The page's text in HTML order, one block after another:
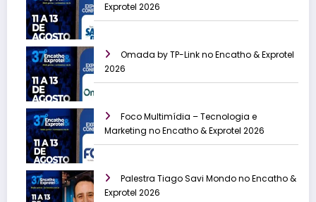
Exprotel 2026
Omada by TP-Link no Encatho & Exprotel
2026
Foco Multimídia – Tecnologia e
Marketing no Encatho & Exprotel 2026
Palestra Tiago Savi Mondo no Encatho &
Exprotel 2026